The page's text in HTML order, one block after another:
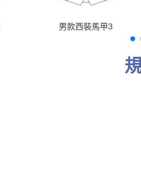
男款西裝馬甲3